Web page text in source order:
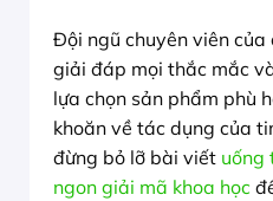
Đội ngũ chuyên viên của
giải đáp mọi thắc mắc
lựa chọn sản phẩm phù
khoăn về tác dụng của
đừng bỏ lỡ bài viết uống
ngon giải mã khoa học